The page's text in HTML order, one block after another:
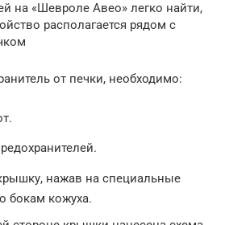
на «Шевроле Авео» легко найти,
располагается рядом с
от печки, необходимо:
нажав на специальные
бокам кожуха.